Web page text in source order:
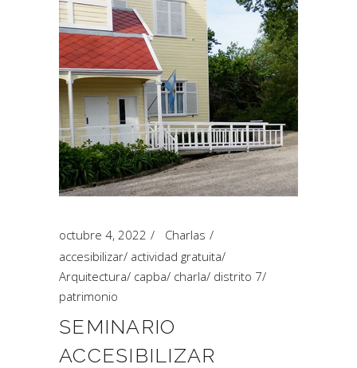
octubre 4, 2022
Charlas
accesibilizar/ actividad gratuita/
Arquitectura/ capba/ charla/ distrito 7/
patrimonio
SEMINARIO
ACCESIBILIZAR